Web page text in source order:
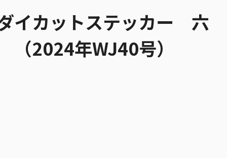
イカットステッカー 六
2024年WJ40号）